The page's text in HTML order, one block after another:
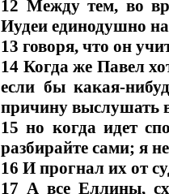
12 Между тем, во
Иудеи единодушно
13 говоря, что он
14 Когда же Павел
если бы какая-
причину выслушать
15 но когда идет
разбирайте сами; я
16 И прогнал их от
17 А все Еллины,